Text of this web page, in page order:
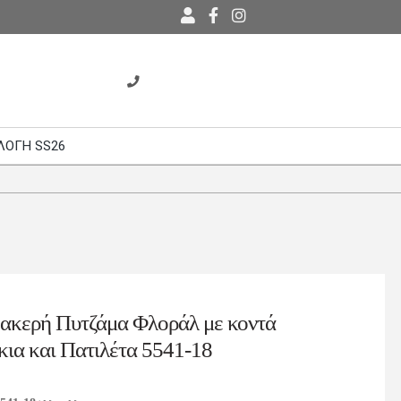
SS26
Πυτζάμα Φλοράλ με κοντά
και Πατιλέτα 5541-18